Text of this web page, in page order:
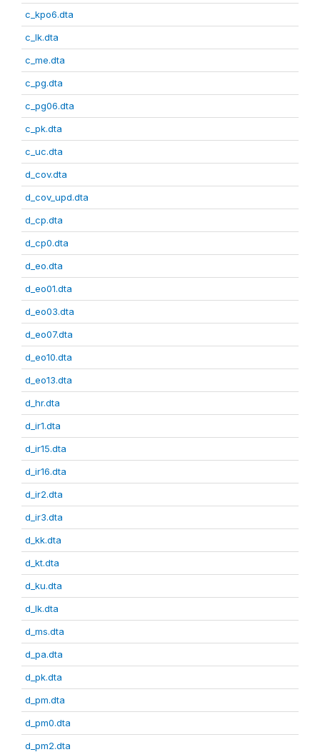
c_kpo6.dta
c_lk.dta
c_me.dta
c_pg.dta
c_pg06.dta
c_pk.dta
c_uc.dta
d_cov.dta
d_cov_upd.dta
d_cp.dta
d_cp0.dta
d_eo.dta
d_eo01.dta
d_eo03.dta
d_eo07.dta
d_eo10.dta
d_eo13.dta
d_hr.dta
d_ir1.dta
d_ir15.dta
d_ir16.dta
d_ir2.dta
d_ir3.dta
d_kk.dta
d_kt.dta
d_ku.dta
d_lk.dta
d_ms.dta
d_pa.dta
d_pk.dta
d_pm.dta
d_pm0.dta
d_pm2.dta